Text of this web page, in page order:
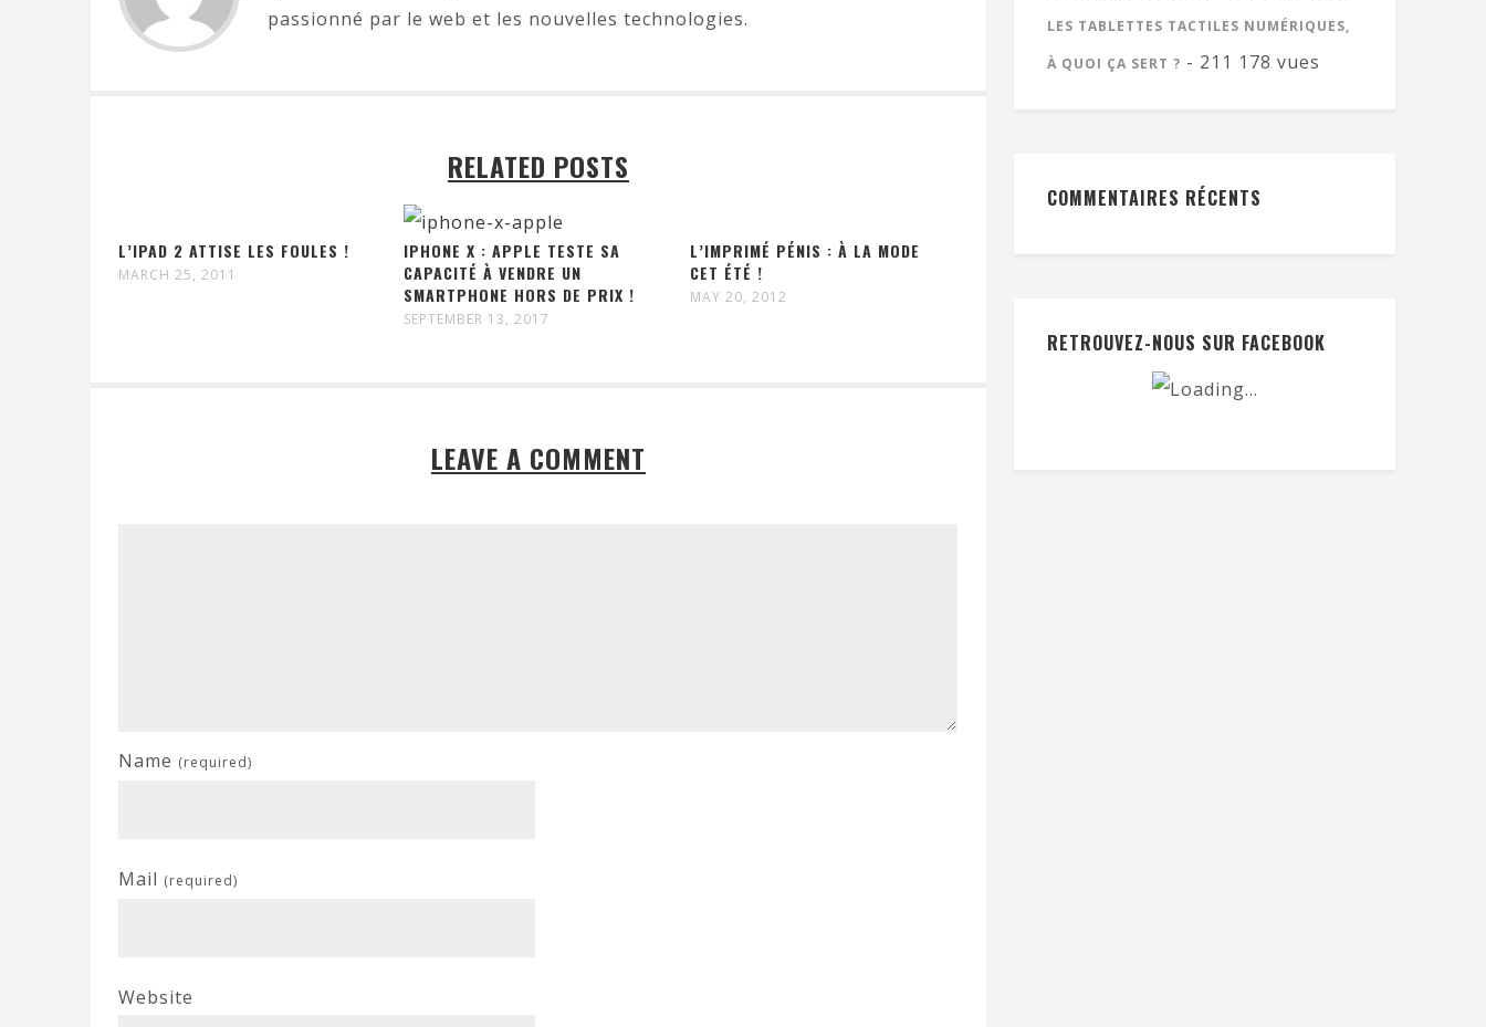
passionné par le web et les nouvelles technologies.
RELATED POSTS
L’IPAD 2 ATTISE LES FOULES !
MARCH 25, 2011
IPHONE X : APPLE TESTE SA
CAPACITÉ À VENDRE UN
SMARTPHONE HORS DE PRIX !
SEPTEMBER 13, 2017
L’IMPRIMÉ PÉNIS : À LA MODE
CET ÉTÉ !
MAY 20, 2012
LEAVE A COMMENT
Name (required)
Mail (required)
Website
LES TABLETTES TACTILES NUMÉRIQUES,
À QUOI ÇA SERT ? - 211 178 vues
COMMENTAIRES RÉCENTS
RETROUVEZ-NOUS SUR FACEBOOK